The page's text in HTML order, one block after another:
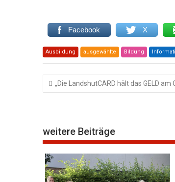
Facebook X
Ausbildung ausgewählte Bildung
Beitragsnavigation
„Die LandshutCARD hält das GELD am
weitere Beiträge